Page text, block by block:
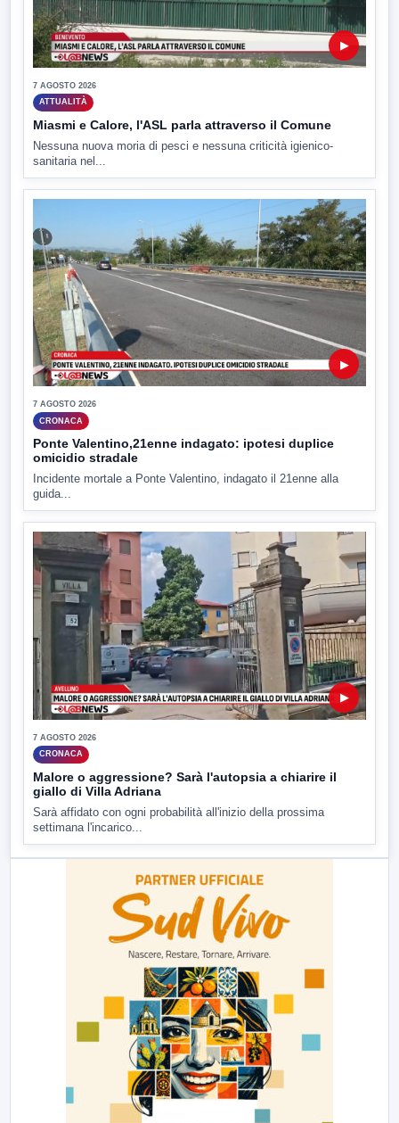
▶
7 AGOSTO 2026
ATTUALITÀ
Miasmi e Calore, l'ASL parla attraverso il Comune
Nessuna nuova moria di pesci e nessuna criticità igienico-
sanitaria nel...
▶
7 AGOSTO 2026
CRONACA
Ponte Valentino,21enne indagato: ipotesi duplice
omicidio stradale
Incidente mortale a Ponte Valentino, indagato il 21enne alla
guida...
▶
7 AGOSTO 2026
CRONACA
Malore o aggressione? Sarà l'autopsia a chiarire il
giallo di Villa Adriana
Sarà affidato con ogni probabilità all'inizio della prossima
settimana l'incarico...